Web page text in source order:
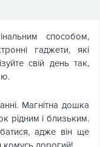
способом,
гаджети, які
свій день так,
Магнітна дошка
рідним і близьким.
адже він ще